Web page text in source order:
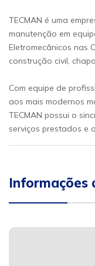
TECMAN é uma
manutenção em
Eletromecânicos nas
construção civil,
Com equipe de
aos mais modernos
TECMAN possui o
serviços prestados e
Informações